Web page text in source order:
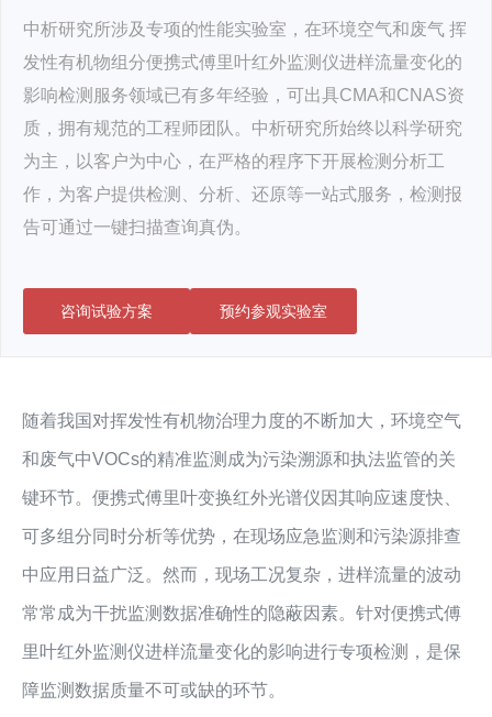
中析研究所涉及专项的性能实验室，在环境空气和废气 挥
发性有机物组分便携式傅里叶红外监测仪进样流量变化的
影响检测服务领域已有多年经验，可出具CMA和CNAS资
质，拥有规范的工程师团队。中析研究所始终以科学研究
为主，以客户为中心，在严格的程序下开展检测分析工
作，为客户提供检测、分析、还原等一站式服务，检测报
告可通过一键扫描查询真伪。
咨询试验方案 预约参观实验室
随着我国对挥发性有机物治理力度的不断加大，环境空气
和废气中VOCs的精准监测成为污染溯源和执法监管的关
键环节。便携式傅里叶变换红外光谱仪因其响应速度快、
可多组分同时分析等优势，在现场应急监测和污染源排查
中应用日益广泛。然而，现场工况复杂，进样流量的波动
常常成为干扰监测数据准确性的隐蔽因素。针对便携式傅
里叶红外监测仪进样流量变化的影响进行专项检测，是保
障监测数据质量不可或缺的环节。